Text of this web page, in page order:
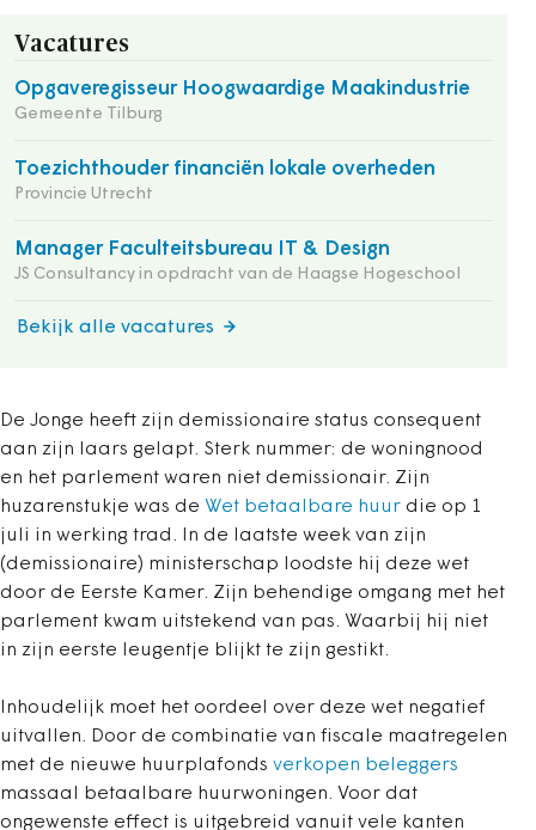
Vacatures
Opgaveregisseur Hoogwaardige Maakindustrie
Gemeente Tilburg
Toezichthouder financiën lokale overheden
Provincie Utrecht
Manager Faculteitsbureau IT & Design
JS Consultancy in opdracht van de Haagse Hogeschool
Bekijk alle vacatures
De Jonge heeft zijn demissionaire status consequent
aan zijn laars gelapt. Sterk nummer: de woningnood
en het parlement waren niet demissionair. Zijn
huzarenstukje was de Wet betaalbare huur die op 1
juli in werking trad. In de laatste week van zijn
(demissionaire) ministerschap loodste hij deze wet
door de Eerste Kamer. Zijn behendige omgang met het
parlement kwam uitstekend van pas. Waarbij hij niet
in zijn eerste leugentje blijkt te zijn gestikt.
Inhoudelijk moet het oordeel over deze wet negatief
uitvallen. Door de combinatie van fiscale maatregelen
met de nieuwe huurplafonds verkopen beleggers
massaal betaalbare huurwoningen. Voor dat
ongewenste effect is uitgebreid vanuit vele kanten